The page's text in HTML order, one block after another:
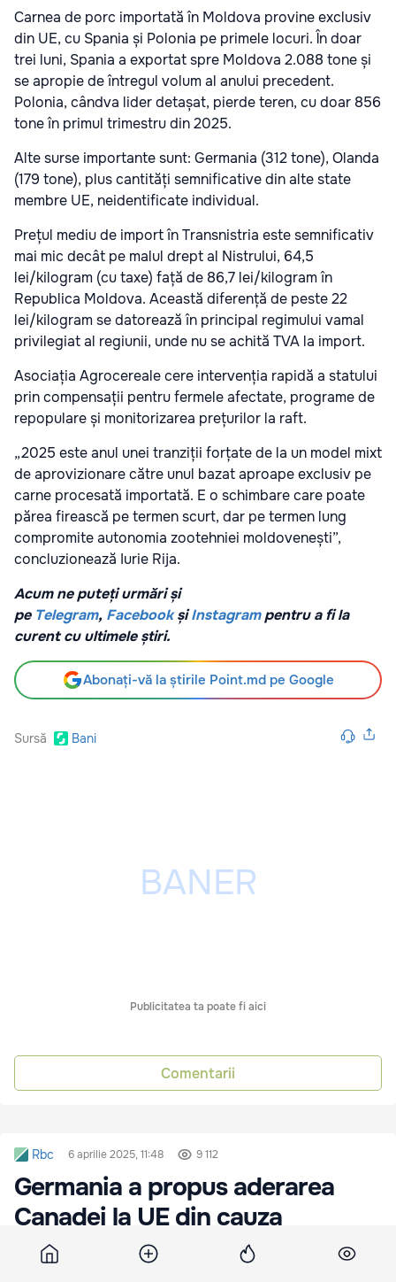
Carnea de porc importată în Moldova provine exclusiv
din UE, cu Spania și Polonia pe primele locuri. În doar
trei luni, Spania a exportat spre Moldova 2.088 tone și
se apropie de întregul volum al anului precedent.
Polonia, cândva lider detașat, pierde teren, cu doar 856
tone în primul trimestru din 2025.
Alte surse importante sunt: Germania (312 tone), Olanda
(179 tone), plus cantități semnificative din alte state
membre UE, neidentificate individual.
Prețul mediu de import în Transnistria este semnificativ
mai mic decât pe malul drept al Nistrului, 64,5
lei/kilogram (cu taxe) față de 86,7 lei/kilogram în
Republica Moldova. Această diferență de peste 22
lei/kilogram se datorează în principal regimului vamal
privilegiat al regiunii, unde nu se achită TVA la import.
Asociația Agrocereale cere intervenția rapidă a statului
prin compensații pentru fermele afectate, programe de
repopulare și monitorizarea prețurilor la raft.
„2025 este anul unei tranziții forțate de la un model mixt
de aprovizionare către unul bazat aproape exclusiv pe
carne procesată importată. E o schimbare care poate
părea firească pe termen scurt, dar pe termen lung
compromite autonomia zootehniei moldovenești”,
concluzionează Iurie Rija.
Acum ne puteți urmări și
pe Telegram, FacebookșiInstagrampentru a fi la
curent cu ultimele știri.
Abonați-vă la știrile Point.md pe Google
Sursă Bani
Publicitatea ta poate fi aici
Comentarii
Rbc 6 aprilie 2025, 11:48 9 112
Germania a propus aderarea
Canadei la UE din cauza
amenințărilor lui Trump